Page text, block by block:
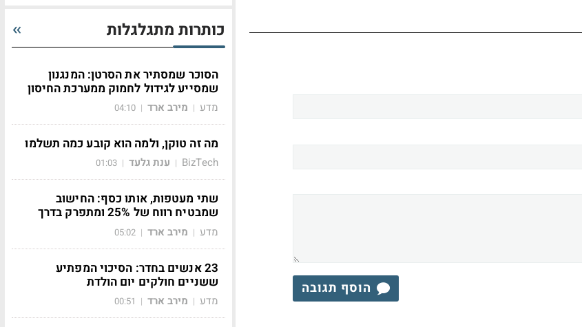
הוסף תגובה
כותרות מתגלגלות
הסוכר שמסתיר את הסרטן: המנגנון
שמסייע לגידול לחמוק ממערכת החיסון
מדע | מירב ארד |
04:10
מה זה טוקן, ולמה הוא קובע כמה תשלמו
BizTech
| ענת גלעד |
01:03
שתי מעטפות, אותו כסף: החישוב
שמבטיח רווח של 25% ומתפרק בדרך
מדע | מירב ארד |
05:02
23 אנשים בחדר: הסיכוי המפתיע
ששניים חולקים יום הולדת
מדע | מירב ארד |
00:51